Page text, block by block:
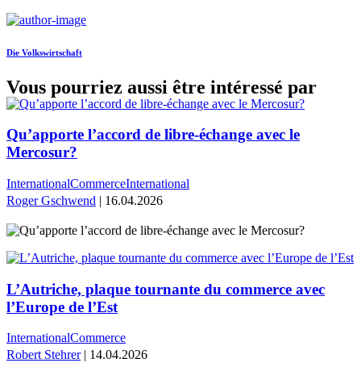
Die Volkswirtschaft
Vous pourriez aussi être intéressé par
Qu’apporte l’accord de libre-échange avec le
Mercosur?
InternationalCommerceInternational
Roger Gschwend | 16.04.2026
L’Autriche, plaque tournante du commerce avec
l’Europe de l’Est
InternationalCommerce
Robert Stehrer| 14.04.2026